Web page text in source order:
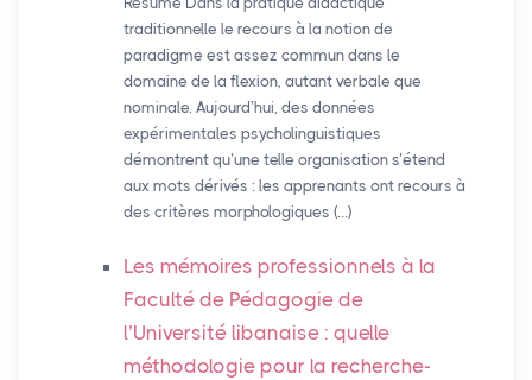
traditionnelle le recours à la notion de
paradigme est assez commun dans le
domaine de la flexion, autant verbale que
nominale. Aujourd’hui, des données
expérimentales psycholinguistiques
démontrent qu’une telle organisation s’étend
aux mots dérivés : les apprenants ont recours à
des critères morphologiques (…)
Les mémoires professionnels à la
Faculté de Pédagogie de
l’Université libanaise : quelle
méthodologie pour la recherche-